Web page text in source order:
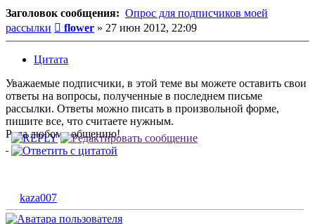
Заголовок сообщения: Опрос для подписчиков моей
рассылки
Сообщение
flower » 27 июн 2012, 22:09
Цитата
Уважаемые подписчики, в этой теме вы можете оставить свои
ответы на вопросы, полученные в последнем письме
рассылки. Ответы можно писать в произвольной форме,
пишите все, что считаете нужным.
Рада любому общению!
kaza007